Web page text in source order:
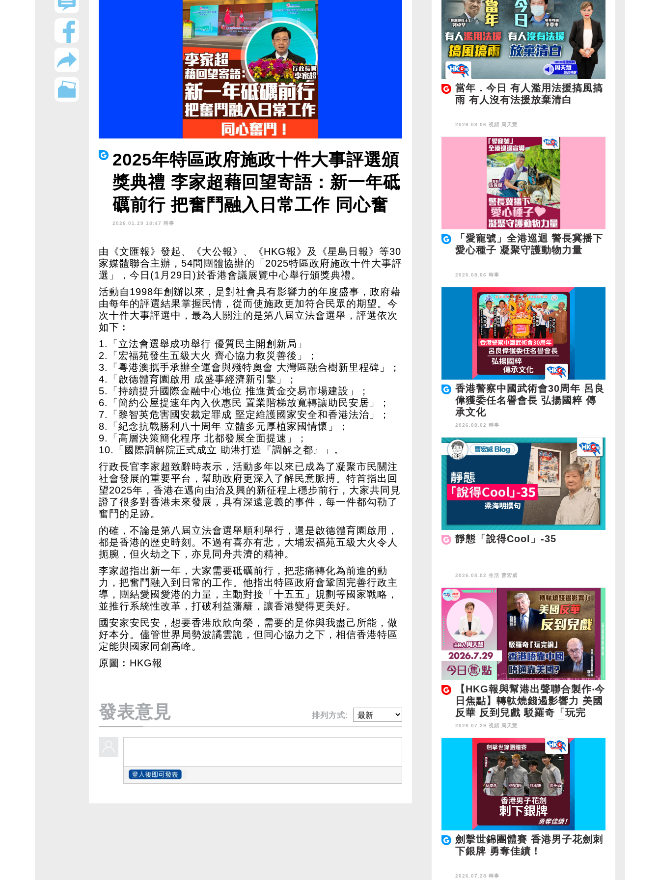
2025年特區政府施政十件大事評選頒
獎典禮 李家超藉回望寄語：新一年砥
礪前行 把奮鬥融入日常工作 同心奮
鬥！
2026.01.29 18:47 時事
由《文匯報》發起、《大公報》、《HKG報》及《星島日報》等30
家媒體聯合主辦，54間團體協辦的「2025特區政府施政十件大事評
選」，今日(1月29日)於香港會議展覽中心舉行頒獎典禮。
活動自1998年創辦以來，是對社會具有影響力的年度盛事，政府藉
由每年的評選結果掌握民情，從而使施政更加符合民眾的期望。今
次十件大事評選中，最為人關注的是第八屆立法會選舉，評選依次
如下︰
1.「立法會選舉成功舉行 優質民主開創新局」
2.「宏福苑發生五級大火 齊心協力救災善後」；
3.「粵港澳攜手承辦全運會與殘特奧會 大灣區融合樹新里程碑」；
4.「啟德體育園啟用 成盛事經濟新引擎」；
5.「持續提升國際金融中心地位 推進黃金交易市場建設」；
6.「簡約公屋提速年內入伙惠民 置業階梯放寬轉讓助民安居」；
7.「黎智英危害國安裁定罪成 堅定維護國家安全和香港法治」；
8.「紀念抗戰勝利八十周年 立體多元厚植家國情懷」；
9.「高層決策簡化程序 北都發展全面提速」；
10.「國際調解院正式成立 助港打造『調解之都』」。
行政長官李家超致辭時表示，活動多年以來已成為了凝聚市民關注
社會發展的重要平台，幫助政府更深入了解民意脈搏。特首指出回
望2025年，香港在邁向由治及興的新征程上穩步前行，大家共同見
證了很多對香港未來發展，具有深遠意義的事件，每一件都勾勒了
奮鬥的足跡。
的確，不論是第八屆立法會選舉順利舉行，還是啟德體育園啟用，
都是香港的歷史時刻。不過有喜亦有悲，大埔宏福苑五級大火令人
扼腕，但火劫之下，亦見同舟共濟的精神。
李家超指出新一年，大家需要砥礪前行，把悲痛轉化為前進的動
力，把奮鬥融入到日常的工作。他指出特區政府會鞏固完善行政主
導，團結愛國愛港的力量，主動對接「十五五」規劃等國家戰略，
並推行系統性改革，打破利益藩籬，讓香港變得更美好。
國安家安民安，想要香港欣欣向榮，需要的是你與我盡己所能，做
好本分。儘管世界局勢波譎雲詭，但同心協力之下，相信香港特區
定能與國家同創高峰。
原圖︰HKG報
發表意見 排列方式:
當年．今日 有人濫用法援搞風搞
雨 有人沒有法援放棄清白
2026.08.06 視頻 周天慧
「愛寵號」全港巡迴 警長冀播下
愛心種子 凝聚守護動物力量
2026.08.06 時事
香港警察中國武術會30周年 呂良
偉獲委任名譽會長 弘揚國粹 傳
承文化
2026.08.02 時事
靜態「說得Cool」-35
2026.08.02 生活 曹宏威
【HKG報與幫港出聲聯合製作‧今
日焦點】轉軚燒錢遏影響力 美國
反華 反到兒戲 駁羅奇「玩完
論」 香港唔靠中國 唔通靠美
國？
2026.07.29 視頻 周天慧
劍擊世錦團體賽 香港男子花劍刺
下銀牌 勇奪佳績！
2026.07.28 時事